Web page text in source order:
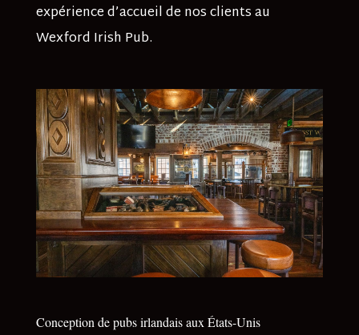
expérience d’accueil de nos clients au
Wexford Irish Pub.
Conception de pubs irlandais aux États-Unis